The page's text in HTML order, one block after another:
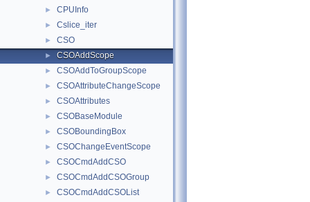
► CPUInfo
► Cslice_iter
► CSO
► CSOAddScope
► CSOAddToGroupScope
► CSOAttributeChangeScope
► CSOAttributes
► CSOBaseModule
► CSOBoundingBox
► CSOChangeEventScope
► CSOCmdAddCSO
► CSOCmdAddCSOGroup
► CSOCmdAddCSOList